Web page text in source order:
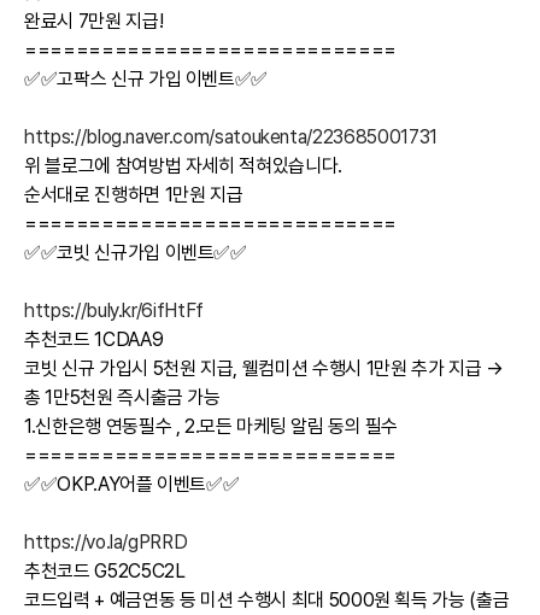
완료시 7만원 지급!
=============================
✅✅고팍스 신규 가입 이벤트✅✅
https://blog.naver.com/satoukenta/223685001731
위 블로그에 참여방법 자세히 적혀있습니다.
순서대로 진행하면 1만원 지급
=============================
✅✅코빗 신규가입 이벤트✅✅
https://buly.kr/6ifHtFf
추천코드 1CDAA9
코빗 신규 가입시 5천원 지급, 웰컴미션 수행시 1만원 추가 지급 →
총 1만5천원 즉시출금 가능
1.신한은행 연동필수 , 2.모든 마케팅 알림 동의 필수
=============================
✅✅OKP.AY어플 이벤트✅✅
https://vo.la/gPRRD
추천코드 G52C5C2L
코드입력 + 예금연동 등 미션 수행시 최대 5000원 획득 가능 (출금